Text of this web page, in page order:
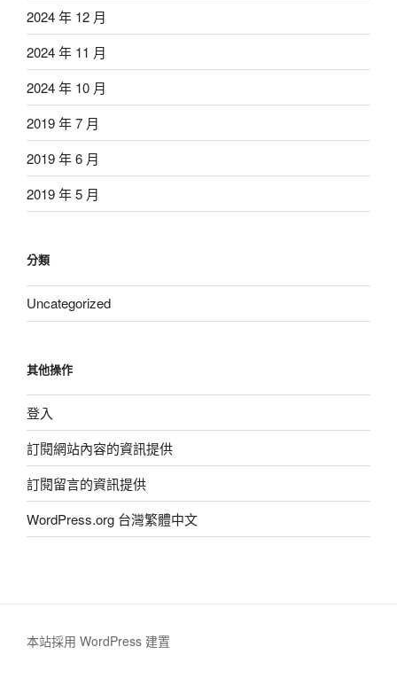
2024 年 12 月
2024 年 11 月
2024 年 10 月
2019 年 7 月
2019 年 6 月
2019 年 5 月
分類
Uncategorized
其他操作
登入
訂閱網站內容的資訊提供
訂閱留言的資訊提供
WordPress.org 台灣繁體中文
本站採用 WordPress 建置